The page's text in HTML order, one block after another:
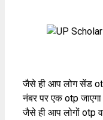
जैसे ही आप लोग सेंड
नंबर पर एक otp
जैसे ही आप लोगों otp